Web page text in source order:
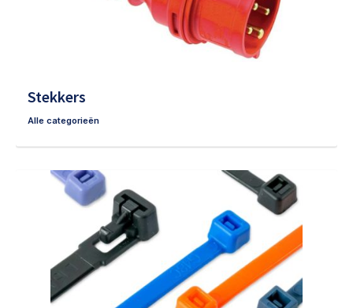
Stekkers
Alle categorieën